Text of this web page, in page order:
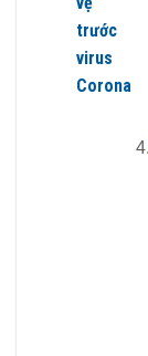
trước
virus
Corona